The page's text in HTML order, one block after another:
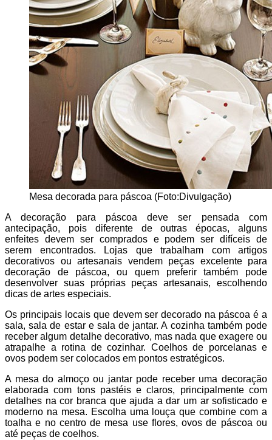
Mesa decorada para páscoa (Foto:Divulgação)
A decoração para páscoa deve ser pensada com
antecipação, pois diferente de outras épocas, alguns
enfeites devem ser comprados e podem ser difíceis de
serem encontrados. Lojas que trabalham com artigos
decorativos ou artesanais vendem peças excelente para
decoração de páscoa, ou quem preferir também pode
desenvolver suas próprias peças artesanais, escolhendo
dicas de artes especiais.
Os principais locais que devem ser decorado na páscoa é a
sala, sala de estar e sala de jantar. A cozinha também pode
receber algum detalhe decorativo, mas nada que exagere ou
atrapalhe a rotina de cozinhar. Coelhos de porcelanas e
ovos podem ser colocados em pontos estratégicos.
A mesa do almoço ou jantar pode receber uma decoração
elaborada com tons pastéis e claros, principalmente com
detalhes na cor branca que ajuda a dar um ar sofisticado e
moderno na mesa. Escolha uma louça que combine com a
toalha e no centro de mesa use flores, ovos de páscoa ou
até peças de coelhos.